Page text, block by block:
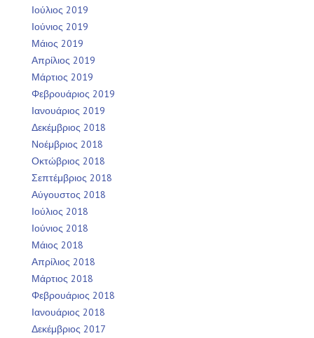
Ιούλιος 2019
Ιούνιος 2019
Μάιος 2019
Απρίλιος 2019
Μάρτιος 2019
Φεβρουάριος 2019
Ιανουάριος 2019
Δεκέμβριος 2018
Νοέμβριος 2018
Οκτώβριος 2018
Σεπτέμβριος 2018
Αύγουστος 2018
Ιούλιος 2018
Ιούνιος 2018
Μάιος 2018
Απρίλιος 2018
Μάρτιος 2018
Φεβρουάριος 2018
Ιανουάριος 2018
Δεκέμβριος 2017